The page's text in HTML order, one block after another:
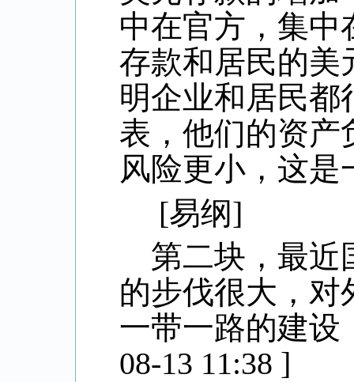
中在官方，集中
存款和居民的美
明企业和居民都
表，他们的资产
风险更小，这是
[易纲]
第二块，最近
的步伐很大，对
一带一路的建设
08-13 11:38 ]